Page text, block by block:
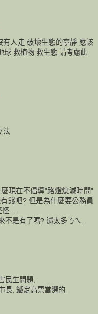
有人走 破壞生態的寧靜 應該
球 救植物 救生態 請考慮此
法
現在不倡導"路燈熄滅時間"
錢吧? 但是為什麼要公務員
....
不是有了嗎? 還太多ㄋㄟ..
民生問題,
長, 鐵定高票當選的.